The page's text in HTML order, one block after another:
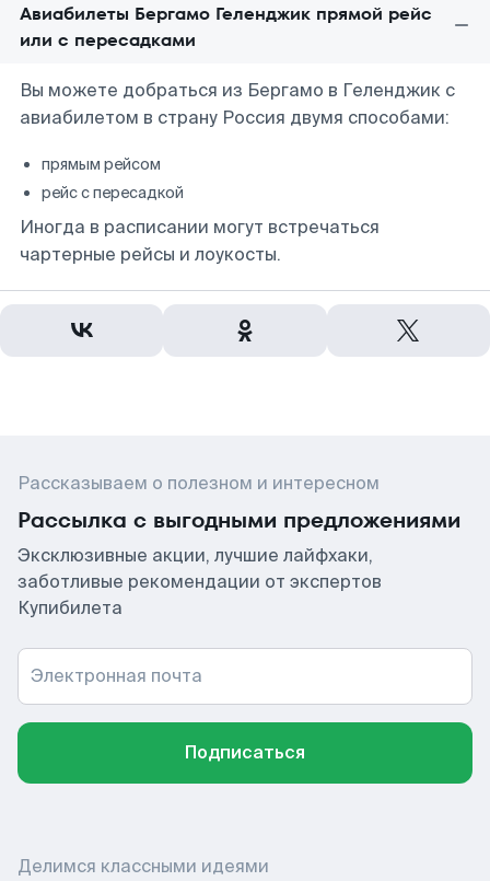
Авиабилеты Бергамо Геленджик прямой рейс
или с пересадками
Вы можете добраться из Бергамо в Геленджик с
авиабилетом в страну Россия двумя способами:
прямым рейсом
рейс с пересадкой
Иногда в расписании могут встречаться
чартерные рейсы и лоукосты.
Рассказываем о полезном и интересном
Рассылка с выгодными предложениями
Эксклюзивные акции, лучшие лайфхаки,
заботливые рекомендации от экспертов
Купибилета
Электронная почта
Подписаться
Делимся классными идеями